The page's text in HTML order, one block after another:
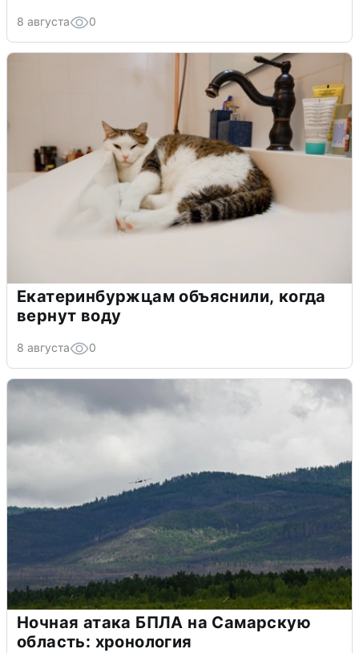
8 августа 0
Екатеринбуржцам объяснили, когда
вернут воду
8 августа 0
Ночная атака БПЛА на Самарскую
область: хронология